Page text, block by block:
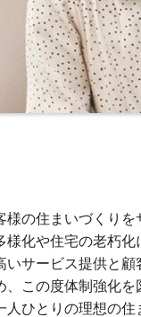
の住まいづくり
化や住宅の老朽
サービス提供と
この度体制強化
ひとりの理想の